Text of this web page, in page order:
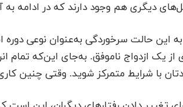
دیگری هم وجود دارند که در ادامه به
به این حالت سرخوردگی به‌عنوان نوعی دوره
از یک ازدواج ناموفق. به‌جای این‌که تمام
با شرایط متمرکز شوید. وقتی چنین